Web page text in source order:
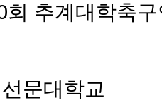
추계대학축
문대학교